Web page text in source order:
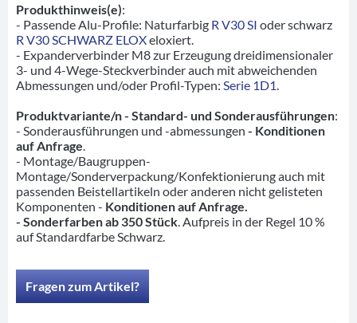
Produkthinweis(e):
- Passende Alu-Profile: Naturfarbig R V30 SI oder schwarz
R V30 SCHWARZ ELOXeloxiert.
- Expanderverbinder M8 zur Erzeugung dreidimensionaler
3- und 4-Wege-Steckverbinder auch mit abweichenden
Abmessungen und/oder Profil-Typen: Serie 1D1
Produktvariante/n - Standard- und Sonderausführungen:
- Sonderausführungen und -abmessungen - Konditionen
auf Anfrage
- Montage/Baugruppen-
Montage/Sonderverpackung/Konfektionierung auch mit
passenden Beistellartikeln oder anderen nicht gelisteten
Komponenten - Konditionen auf Anfrage.
- Sonderfarben ab 350 Stück . Aufpreis in der Regel 10 %
auf Standardfarbe Schwarz.
Fragen zum Artikel?